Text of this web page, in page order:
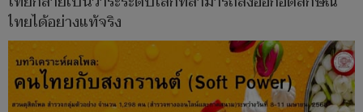
ไทยได้อย่างแท้จริง